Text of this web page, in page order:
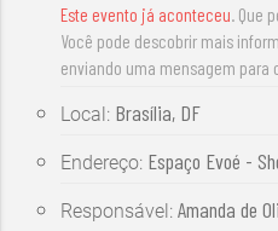
Este evento já aconteceu. Que
Você pode descobrir mais
enviando uma mensagem para
Local: Brasília, DF
Endereço: Espaço Evoé -
Responsável:Amanda de